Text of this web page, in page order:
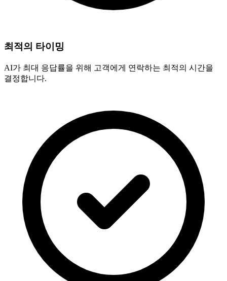
최적의 타이밍
AI가 최대 응답률을 위해 고객에게 연락하는 최적의 시간을
결정합니다.